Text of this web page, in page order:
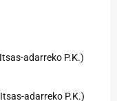
adarreko P.K.)
adarreko P.K.)